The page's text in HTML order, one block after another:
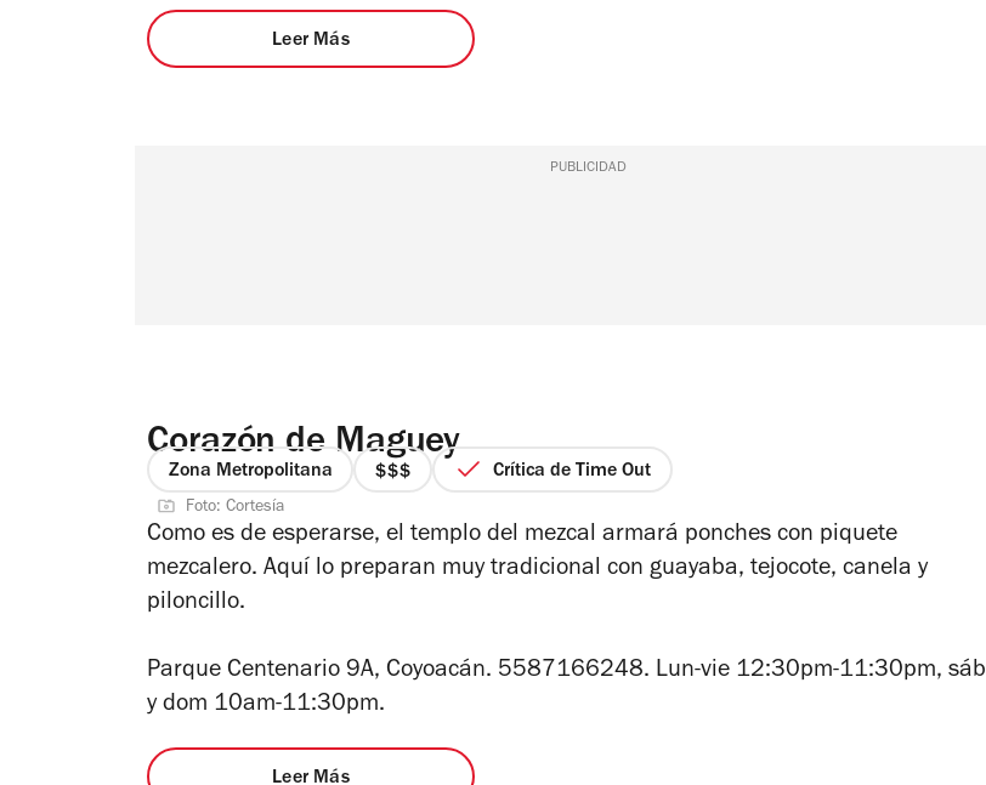
Leer Más
PUBLICIDAD
Corazón de Maguey
Zona Metropolitana
precio
de
4
Crítica de Time Out
Foto: Cortesía
Como es de esperarse, el templo del mezcal armará ponches con piquete
mezcalero. Aquí lo preparan muy tradicional con guayaba, tejocote, canela y
piloncillo.
Parque Centenario 9A, Coyoacán. 5587166248. Lun-vie 12:30pm-11:30pm, sáb
y dom 10am-11:30pm.
Leer Más